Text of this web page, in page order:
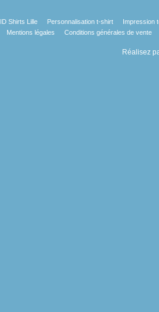
ID Shirts Lille Personnalisation t-shirt
Impression
Mentions légales
Conditions générales de vente
Réalisez